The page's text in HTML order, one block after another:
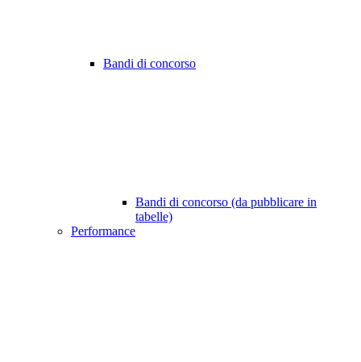
Bandi di concorso
Bandi di concorso (da pubblicare in
tabelle)
Performance